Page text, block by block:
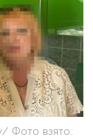
Фото взято: